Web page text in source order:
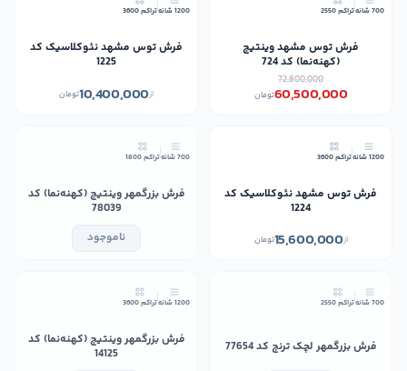
700 شانه تراکم 2550
فرش توس مشهد وینتیج
(کهنه‌نما) کد 724
72,800,000
60,500,000تومان
1200 شانه تراکم 3600
فرش توس مشهد نئوکلاسیک کد
1225
از10,400,000تومان
1200 شانه تراکم 3600
فرش توس مشهد نئوکلاسیک کد
1224
از15,600,000تومان
700 شانه تراکم 1800
فرش بزرگمهر وینتیج (کهنه‌نما) کد
78039
ناموجود
700 شانه تراکم 2550
فرش بزرگمهر لچک ترنج کد 77654
1200 شانه تراکم 3600
فرش بزرگمهر وینتیج (کهنه‌نما) کد
14125